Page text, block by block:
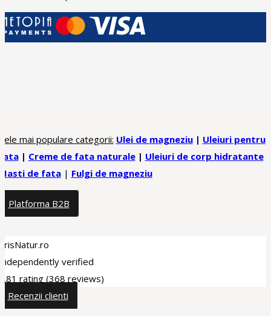
mai populare categorii: Ulei de magneziu| Uleiuri pentru
| Creme de fata naturale| Uleiuri de corp hidratante|
de fata| Fulgi de magneziu
Platforma B2B
verified
rating (368 reviews)
Recenzii clienti